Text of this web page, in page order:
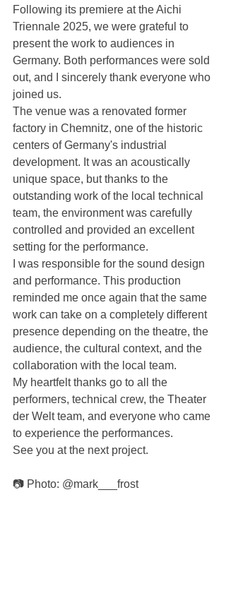
Following its premiere at the Aichi
Triennale 2025, we were grateful to
present the work to audiences in
Germany. Both performances were sold
out, and I sincerely thank everyone who
joined us.
The venue was a renovated former
factory in Chemnitz, one of the historic
centers of Germany's industrial
development. It was an acoustically
unique space, but thanks to the
outstanding work of the local technical
team, the environment was carefully
controlled and provided an excellent
setting for the performance.
I was responsible for the sound design
and performance. This production
reminded me once again that the same
work can take on a completely different
presence depending on the theatre, the
audience, the cultural context, and the
collaboration with the local team.
My heartfelt thanks go to all the
performers, technical crew, the Theater
der Welt team, and everyone who came
to experience the performances.
See you at the next project.
📷 Photo: @mark___frost